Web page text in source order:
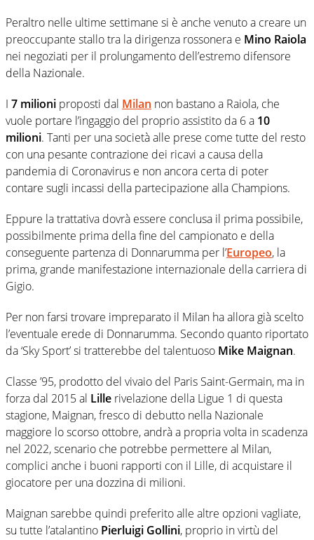
Peraltro nelle ultime settimane si è anche venuto a creare un
preoccupante stallo tra la dirigenza rossonera e Mino Raiola
nei negoziati per il prolungamento dell’estremo difensore
della Nazionale.
I 7 milioni proposti dal Milan non bastano a Raiola, che
vuole portare l’ingaggio del proprio assistito da 6 a 10
milioni. Tanti per una società alle prese come tutte del resto
con una pesante contrazione dei ricavi a causa della
pandemia di Coronavirus e non ancora certa di poter
contare sugli incassi della partecipazione alla Champions.
Eppure la trattativa dovrà essere conclusa il prima possibile,
possibilmente prima della fine del campionato e della
conseguente partenza di Donnarumma per l’Europeo, la
prima, grande manifestazione internazionale della carriera di
Gigio.
Per non farsi trovare impreparato il Milan ha allora già scelto
l’eventuale erede di Donnarumma. Secondo quanto riportato
da ‘Sky Sport’ si tratterebbe del talentuoso Mike Maignan.
Classe ’95, prodotto del vivaio del Paris Saint-Germain, ma in
forza dal 2015 al Lille rivelazione della Ligue 1 di questa
stagione, Maignan, fresco di debutto nella Nazionale
maggiore lo scorso ottobre, andrà a propria volta in scadenza
nel 2022, scenario che potrebbe permettere al Milan,
complici anche i buoni rapporti con il Lille, di acquistare il
giocatore per una dozzina di milioni.
Maignan sarebbe quindi preferito alle altre opzioni vagliate,
su tutte l’atalantino Pierluigi Gollini, proprio in virtù del